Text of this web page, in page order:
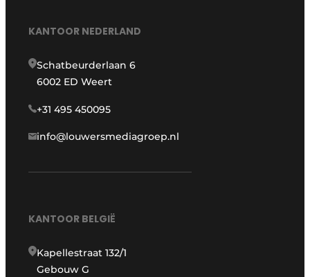
KANTOOR NEDERLAND
Schatbeurderlaan 6
6002 ED Weert
+31 495 450095
info@louwersmediagroep.nl
KANTOOR BELGIË
Kapellestraat 132/1
Gebouw G